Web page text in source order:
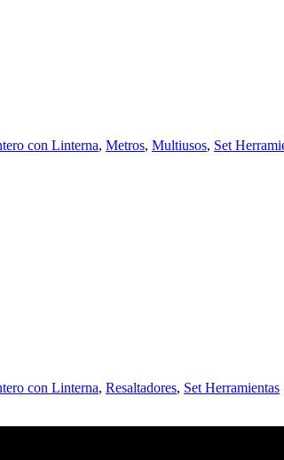
con Linterna, Metros, Multiusos, Set
con Linterna, Resaltadores, Set Herramientas